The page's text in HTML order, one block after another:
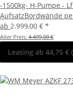
-1500kg- H-Pumpe -
AufsatzBordwände
ab 2.999,00 € *
Alter Preis: 4.499,00 €
Leasing ab 44,75 €